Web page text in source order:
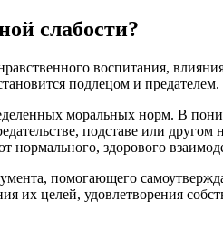
слабости?
воспитания,
подлецом и предателем.
моральных норм. В
подставе или
здорового
помогающего
их целей, удовлетворения